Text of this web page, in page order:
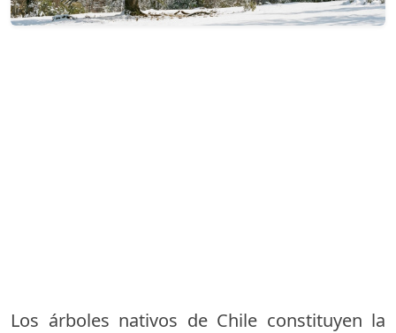
Los árboles nativos de Chile constituyen la